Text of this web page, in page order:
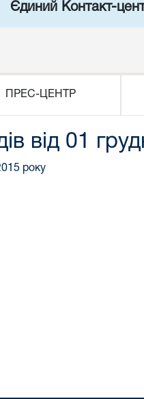
Єдиний Контакт-
ПРЕС-ЦЕНТР
від 01
року